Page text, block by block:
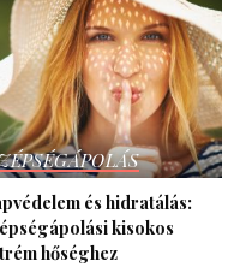
és hidratálás:
kisokos
hőséghez